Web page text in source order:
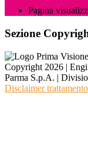
Pagina
Sezione
Copyright 2026 |
Parma S.p.A. |
Disclaimer